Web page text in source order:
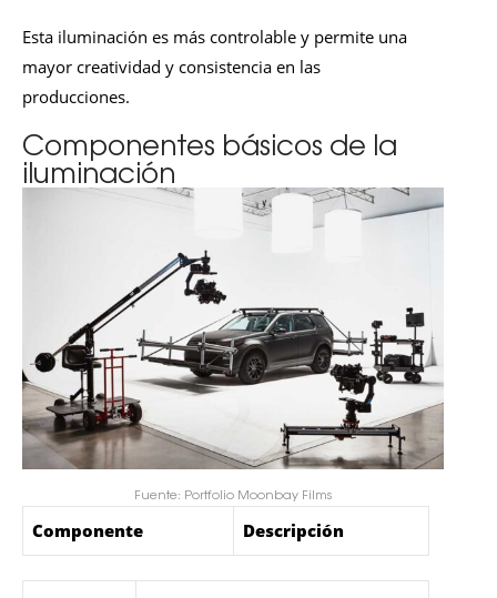
Esta iluminación es más controlable y permite una
mayor creatividad y consistencia en las
producciones.
Componentes básicos de la
iluminación
Fuente: Portfolio Moonbay Films
Componente Descripción